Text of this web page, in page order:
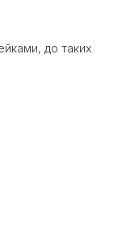
до таких